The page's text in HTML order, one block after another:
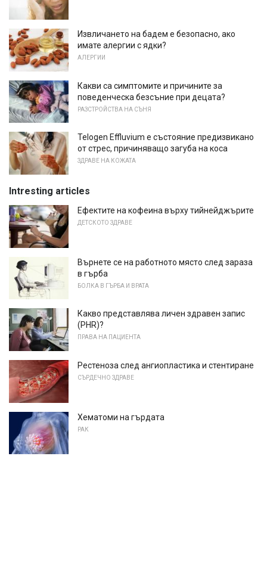
Извличането на бадем е безопасно, ако
имате алергии с ядки?
АЛЕРГИИ
Какви са симптомите и причините за
поведенческа безсъние при децата?
РАЗСТРОЙСТВА НА СЪНЯ
Telogen Effluvium е състояние предизвикано
от стрес, причиняващо загуба на коса
ЗДРАВЕ НА КОЖАТА
Intresting articles
Ефектите на кофеина върху тийнейджърите
ДЕТСКОТО ЗДРАВЕ
Върнете се на работното място след зараза
в гърба
БОЛКА В ГЪРБА И ВРАТА
Какво представлява личен здравен запис
(PHR)?
ПРАВА НА ПАЦИЕНТА
Рестеноза след ангиопластика и стентиране
СЪРДЕЧНО ЗДРАВЕ
Хематоми на гърдата
РАК